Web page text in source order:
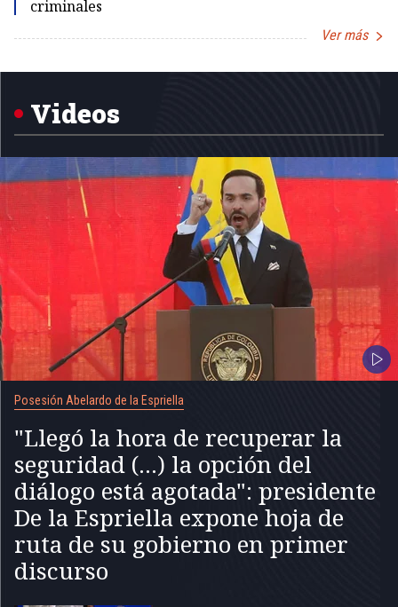
criminales
Ver más
Videos
Posesión Abelardo de la Espriella
"Llegó la hora de recuperar la
seguridad (...) la opción del
diálogo está agotada": presidente
De la Espriella expone hoja de
ruta de su gobierno en primer
discurso